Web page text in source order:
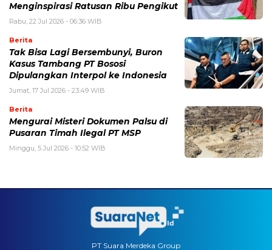
Menginspirasi Ratusan Ribu Pengikut
Rabu, 22 Jul 2026 - 06:36 WIB
Berita
Tak Bisa Lagi Bersembunyi, Buron
Kasus Tambang PT Bososi
Dipulangkan Interpol ke Indonesia
Jumat, 17 Jul 2026 - 23:49 WIB
Berita
Mengurai Misteri Dokumen Palsu di
Pusaran Timah Ilegal PT MSP
Minggu, 5 Jul 2026 - 10:52 WIB
PT Suara Merdeka Group